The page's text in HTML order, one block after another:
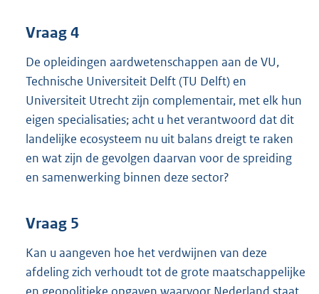
Vraag 4
De opleidingen aardwetenschappen aan de VU,
Technische Universiteit Delft (TU Delft) en
Universiteit Utrecht zijn complementair, met elk hun
eigen specialisaties; acht u het verantwoord dat dit
landelijke ecosysteem nu uit balans dreigt te raken
en wat zijn de gevolgen daarvan voor de spreiding
en samenwerking binnen deze sector?
Vraag 5
Kan u aangeven hoe het verdwijnen van deze
afdeling zich verhoudt tot de grote maatschappelijke